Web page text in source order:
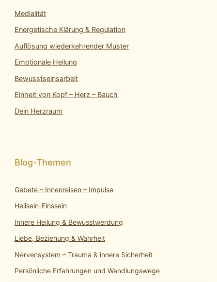
Medialität
Energetische Klärung & Regulation
Auflösung wiederkehrender Muster
Emotionale Heilung
Bewusstseinsarbeit
Einheit von Kopf – Herz – Bauch
Dein Herzraum
Gebete – Innenreisen – Impulse
Heilsein-Einssein
Innere Heilung & Bewusstwerdung
Liebe, Beziehung & Wahrheit
Nervensystem – Trauma & innere Sicherheit
Persönliche Erfahrungen und Wandlungswege